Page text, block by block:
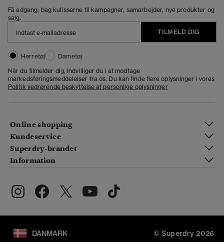
Få adgang: bag kulisserne til kampagner, samarbejder, nye produkter og
salg.
TILMELD DIG
Herretøj
Dametøj
Når du tilmelder dig, indvilliger du i at modtage
markedsføringsmeddelelser fra os. Du kan finde flere oplysninger i vores
Politik vedrørende beskyttelse af personlige oplysninger
Online shopping
Kundeservice
Superdry-brandet
Information
DANMARK © Superdry 2026